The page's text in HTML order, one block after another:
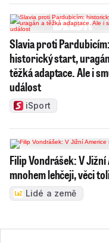
Slavia proti Pardubicím:
historický start,
těžká adaptace. Ale i
událost
iSport
Filip Vondrášek: V
mnohem lehčeji, věci
Lidé a země